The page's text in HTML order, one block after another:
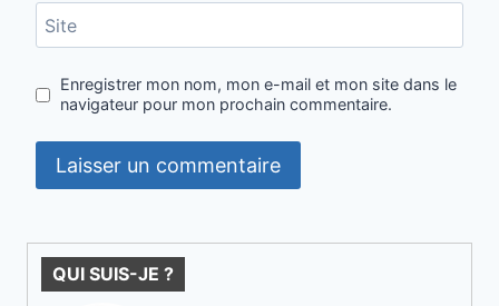
Site
Enregistrer mon nom, mon e-mail et mon site dans le
navigateur pour mon prochain commentaire.
QUI SUIS-JE ?